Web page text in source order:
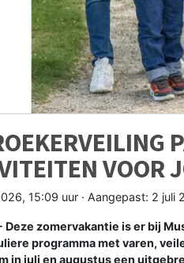
VOOR
15:09 uur · Aangepast: 2 juli
- Deze zomervakantie is er bij
programma met varen,
in juli en augustus een